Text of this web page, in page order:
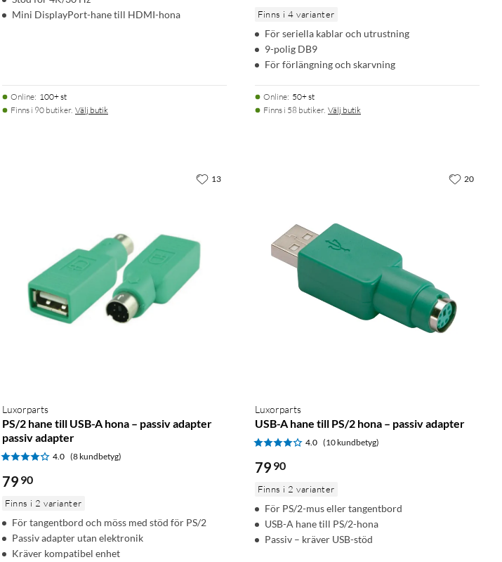
Mini DisplayPort-hane till HDMI-hona
Online: 100+ st
Finns i 90 butiker. Välj butik
Finns i 4 varianter
För seriella kablar och utrustning
9-polig DB9
För förlängning och skarvning
Online: 50+ st
Finns i 58 butiker. Välj butik
Luxorparts
PS/2 hane till USB-A hona – passiv adapter
passiv adapter
4.0 (8 kundbetyg)
79 90
Finns i 2 varianter
För tangentbord och möss med stöd för PS/2
Passiv adapter utan elektronik
Kräver kompatibel enhet
13
Luxorparts
USB-A hane till PS/2 hona – passiv adapter
4.0 (10 kundbetyg)
79 90
Finns i 2 varianter
För PS/2-mus eller tangentbord
USB-A hane till PS/2-hona
Passiv – kräver USB-stöd
20